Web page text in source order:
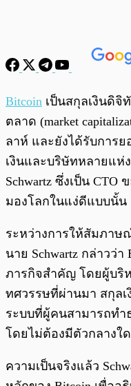
พร้อมเล่น
Bitcoin เป็นสกุลเงินดิ
ตลาด (market
ลาห์ และยังได้รับการ
เงินและบริษัทหลายแห่
Schwartz ซึ่งเป็น CTO
มองโลกในแง่ดีแบบนั้น
ระหว่างการให้สัมภาษ
นาย Schwartz กล่าวว่
ภารกิจสำคัญ โดยผู้บริห
ทศวรรษที่ผ่านมา สกุล
ระบบที่ผู้คนสามารถทำ
โดยไม่ต้องมีตัวกลางใด
ความเป็นจริงแล้ว